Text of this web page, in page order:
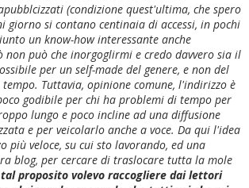
(condizione quest'ultima, che spero
giorno si contano centinaia di accessi, in pochi
un know-how interessante anche
non può che inorgoglirmi e credo davvero sia il
per un self-made del genere, e non del
Tuttavia, opinione comune, l'indirizzo è
godibile per chi ha problemi di tempo per
lungo e poco incline ad una diffusione
e per veicolarlo anche a voce. Da qui l'idea
più veloce, su cui sto lavorando, ed una
blog, per cercare di traslocare tutta la mole
proposito volevo raccogliere dai lettori